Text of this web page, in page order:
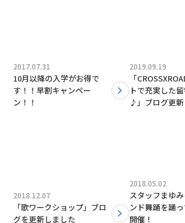
2017.07.31
10月以降の入学がお得で
す！！早割キャンペー
ン！！
2019.09.19
「
トで充実した
♪」ブログ更新
2018.12.07
「歌ワークショップ」ブロ
グを更新しました
2018.05.02
スタッフまゆ
ンド舞踊を踊っ
開催！